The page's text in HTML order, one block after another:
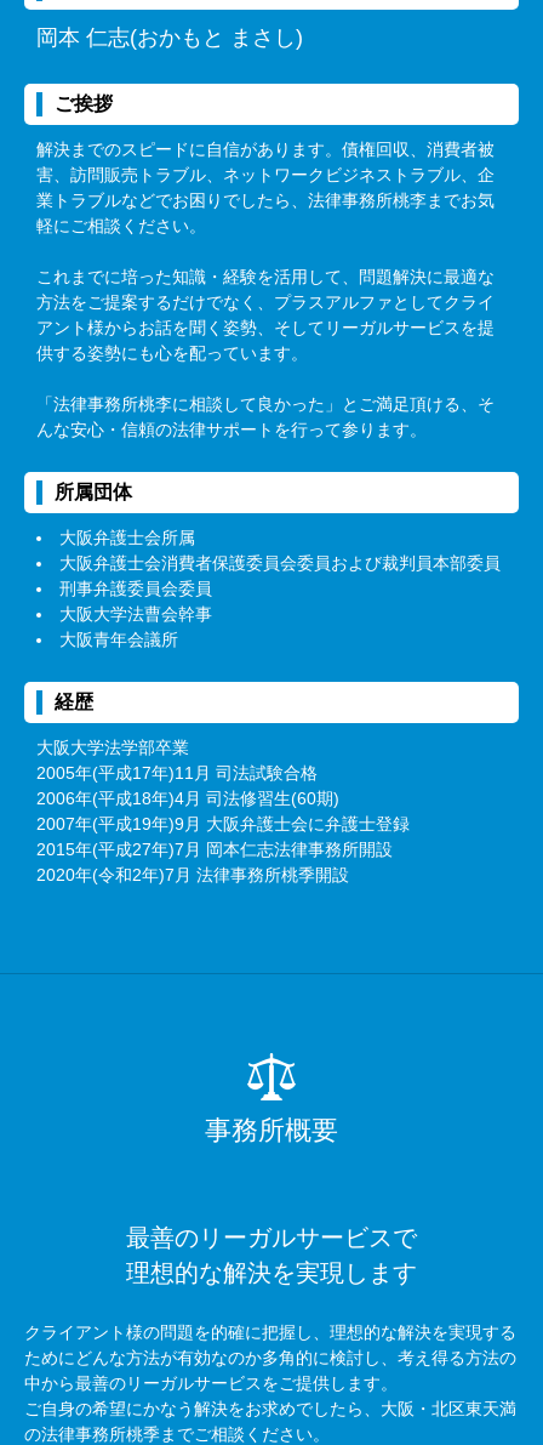
岡本 仁志(おかもと まさし)
ご挨拶
解決までのスピードに自信があります。債権回収、消費者被
害、訪問販売トラブル、ネットワークビジネストラブル、企
業トラブルなどでお困りでしたら、法律事務所桃李までお気
軽にご相談ください。
これまでに培った知識・経験を活用して、問題解決に最適な
方法をご提案するだけでなく、プラスアルファとしてクライ
アント様からお話を聞く姿勢、そしてリーガルサービスを提
供する姿勢にも心を配っています。
「法律事務所桃李に相談して良かった」とご満足頂ける、そ
んな安心・信頼の法律サポートを行って参ります。
所属団体
大阪弁護士会所属
大阪弁護士会消費者保護委員会委員および裁判員本部委員
刑事弁護委員会委員
大阪大学法曹会幹事
大阪青年会議所
経歴
大阪大学法学部卒業
2005年(平成17年)11月 司法試験合格
2006年(平成18年)4月 司法修習生(60期)
2007年(平成19年)9月 大阪弁護士会に弁護士登録
2015年(平成27年)7月 岡本仁志法律事務所開設
2020年(令和2年)7月 法律事務所桃季開設
事務所概要
最善のリーガルサービスで
理想的な解決を実現します
クライアント様の問題を的確に把握し、理想的な解決を実現する
ためにどんな方法が有効なのか多角的に検討し、考え得る方法の
中から最善のリーガルサービスをご提供します。
ご自身の希望にかなう解決をお求めでしたら、大阪・北区東天満
の法律事務所桃季までご相談ください。